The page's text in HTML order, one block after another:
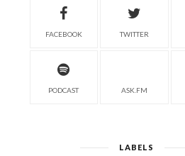
FACEBOOK TWITTER
PODCAST ASK.FM
LABELS